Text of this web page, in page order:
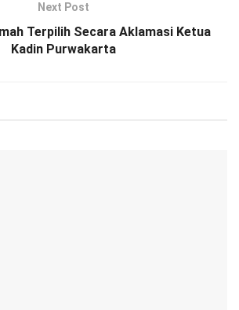
Next Post
Terpilih Secara Aklamasi Ketua
Kadin Purwakarta